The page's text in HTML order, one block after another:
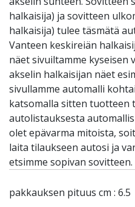
halkaisija) ja sovitteen
halkaisija) tulee täsmätä
Vanteen keskireiän
näet sivuiltamme kyseisen
akselin halkaisijan näet
sivullamme automalli
katsomalla sitten tuotteen
autolistauksesta
olet epävarma mitoista,
laita tilaukseen autosi ja
etsimme sopivan sovitteen.
pakkauksen pituus cm : 6.5